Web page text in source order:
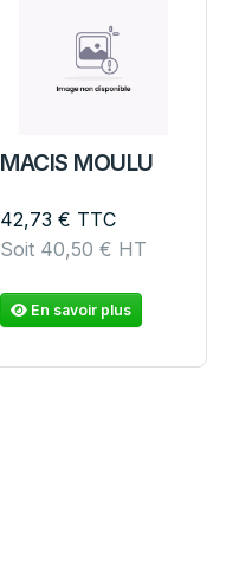
MACIS MOULU
42,73 € TTC
Soit 40,50 € HT
En savoir plus